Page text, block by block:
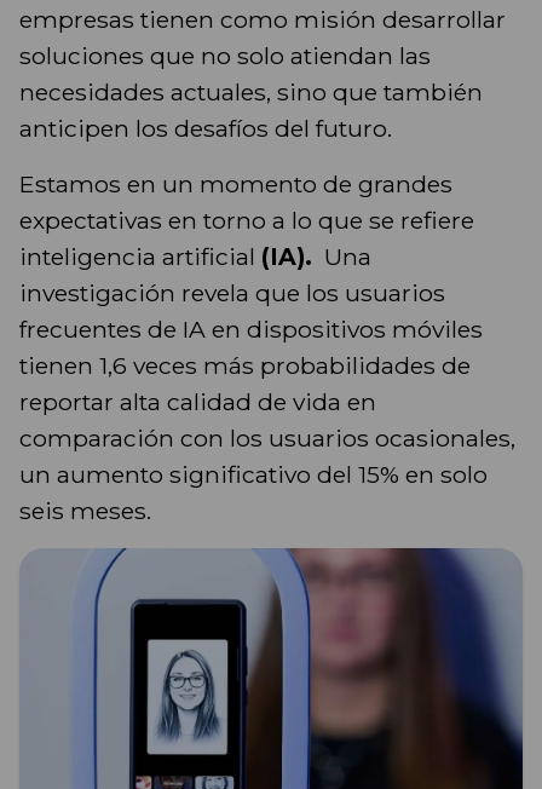
empresas tienen como misión desarrollar
soluciones que no solo atiendan las
necesidades actuales, sino que también
anticipen los desafíos del futuro.
Estamos en un momento de grandes
expectativas en torno a lo que se refiere
inteligencia artificial (IA). Una
investigación revela que los usuarios
frecuentes de IA en dispositivos móviles
tienen 1,6 veces más probabilidades de
reportar alta calidad de vida en
comparación con los usuarios ocasionales,
un aumento significativo del 15% en solo
seis meses.